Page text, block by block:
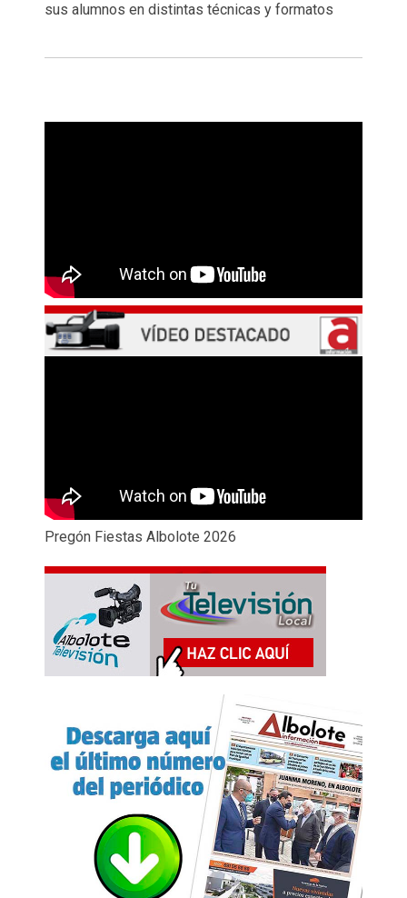
sus alumnos en distintas técnicas y formatos
Pregón Fiestas Albolote 2026